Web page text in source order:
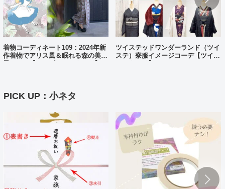
着物コーディネート109：2024年新
作着物でアリス風＆眠れる森の美女
ツイステッドワンダーランド（ツイ
ステ）寮服イメージコーデ【ツイス
PICK UP：小ネタ